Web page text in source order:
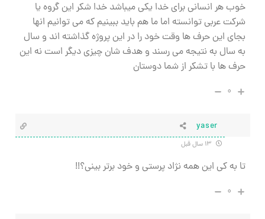
خوب هر انسانی برای خدا یکی میباشد خدا شکر این گروه یا
شرکت عربی توانسته اما ما هم باید ببینیم که می توانیم انها
بجای این حرف ها وقت خود را در این پروژه گذاشته اند و سال
به سال به نتیجه می رسند و هدف شان چیزی دیگر است نه این
حرف ها با تشکر از شما دوستان
۰
yaser
تا به کی این همه نژاد پرستی و خود برتر بینی؟!!
۰